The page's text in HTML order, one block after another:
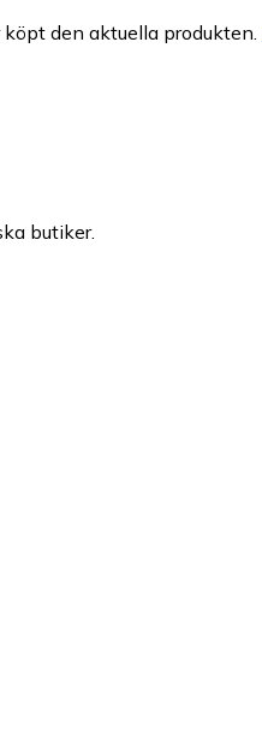
den aktuella produkten.
butiker.